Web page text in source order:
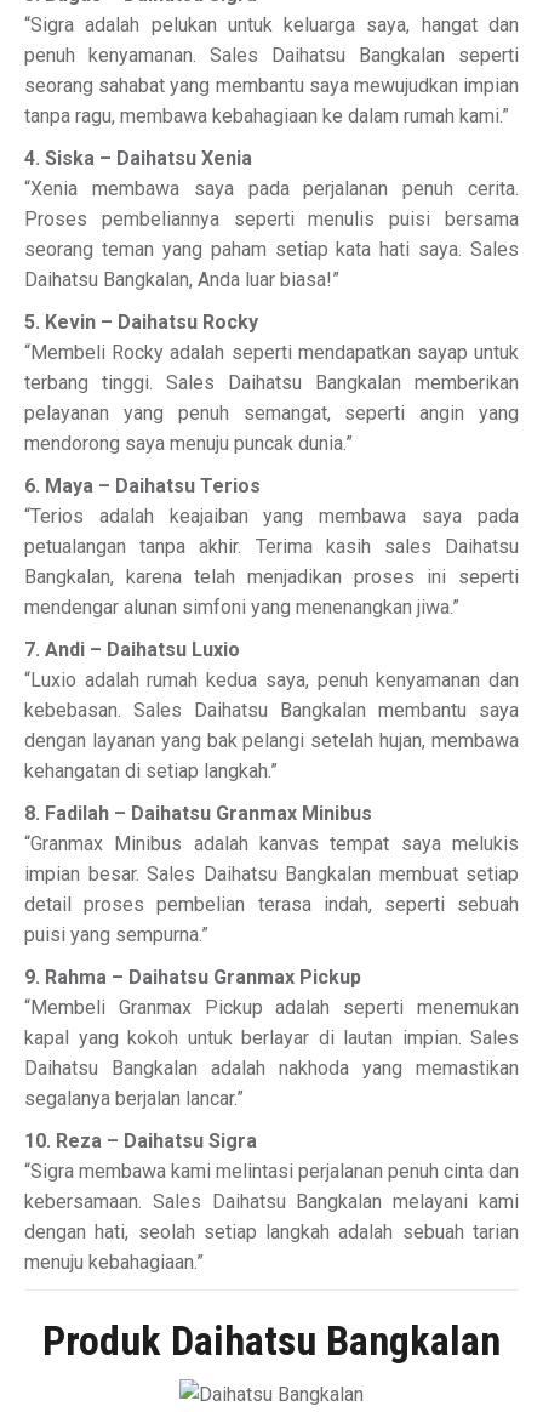
“Sigra adalah pelukan untuk keluarga saya, hangat dan
penuh kenyamanan. Sales Daihatsu Bangkalan seperti
seorang sahabat yang membantu saya mewujudkan impian
tanpa ragu, membawa kebahagiaan ke dalam rumah kami.”
4. Siska – Daihatsu Xenia
“Xenia membawa saya pada perjalanan penuh cerita.
Proses pembeliannya seperti menulis puisi bersama
seorang teman yang paham setiap kata hati saya. Sales
Daihatsu Bangkalan, Anda luar biasa!”
5. Kevin – Daihatsu Rocky
“Membeli Rocky adalah seperti mendapatkan sayap untuk
terbang tinggi. Sales Daihatsu Bangkalan memberikan
pelayanan yang penuh semangat, seperti angin yang
mendorong saya menuju puncak dunia.”
6. Maya – Daihatsu Terios
“Terios adalah keajaiban yang membawa saya pada
petualangan tanpa akhir. Terima kasih sales Daihatsu
Bangkalan, karena telah menjadikan proses ini seperti
mendengar alunan simfoni yang menenangkan jiwa.”
7. Andi – Daihatsu Luxio
“Luxio adalah rumah kedua saya, penuh kenyamanan dan
kebebasan. Sales Daihatsu Bangkalan membantu saya
dengan layanan yang bak pelangi setelah hujan, membawa
kehangatan di setiap langkah.”
8. Fadilah – Daihatsu Granmax Minibus
“Granmax Minibus adalah kanvas tempat saya melukis
impian besar. Sales Daihatsu Bangkalan membuat setiap
detail proses pembelian terasa indah, seperti sebuah
puisi yang sempurna.”
9. Rahma – Daihatsu Granmax Pickup
“Membeli Granmax Pickup adalah seperti menemukan
kapal yang kokoh untuk berlayar di lautan impian. Sales
Daihatsu Bangkalan adalah nakhoda yang memastikan
segalanya berjalan lancar.”
10. Reza – Daihatsu Sigra
“Sigra membawa kami melintasi perjalanan penuh cinta dan
kebersamaan. Sales Daihatsu Bangkalan melayani kami
dengan hati, seolah setiap langkah adalah sebuah tarian
menuju kebahagiaan.”
Produk Daihatsu Bangkalan